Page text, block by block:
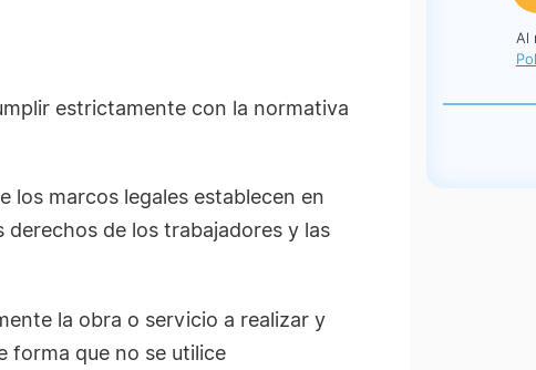
estrictamente con la normativa
los marcos legales establecen en
de los trabajadores y las
la obra o servicio a realizar y
forma que no se utilice
Al